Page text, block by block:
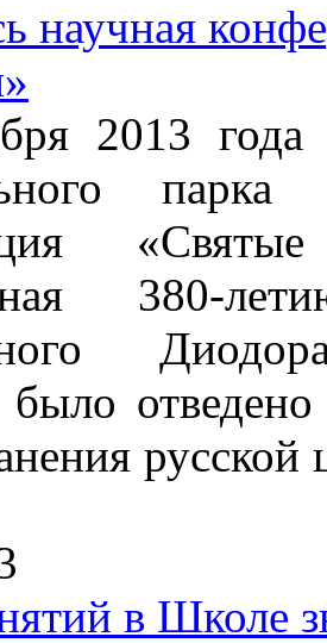
научная
2013 года
380-
отведено
в Школе